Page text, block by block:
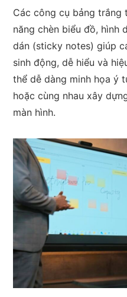
Các công cụ bảng trắng
năng chèn biểu đồ, hình
dán (sticky notes) giúp
sinh động, dễ hiểu và
thể dễ dàng minh họa ý
hoặc cùng nhau xây
màn hình.